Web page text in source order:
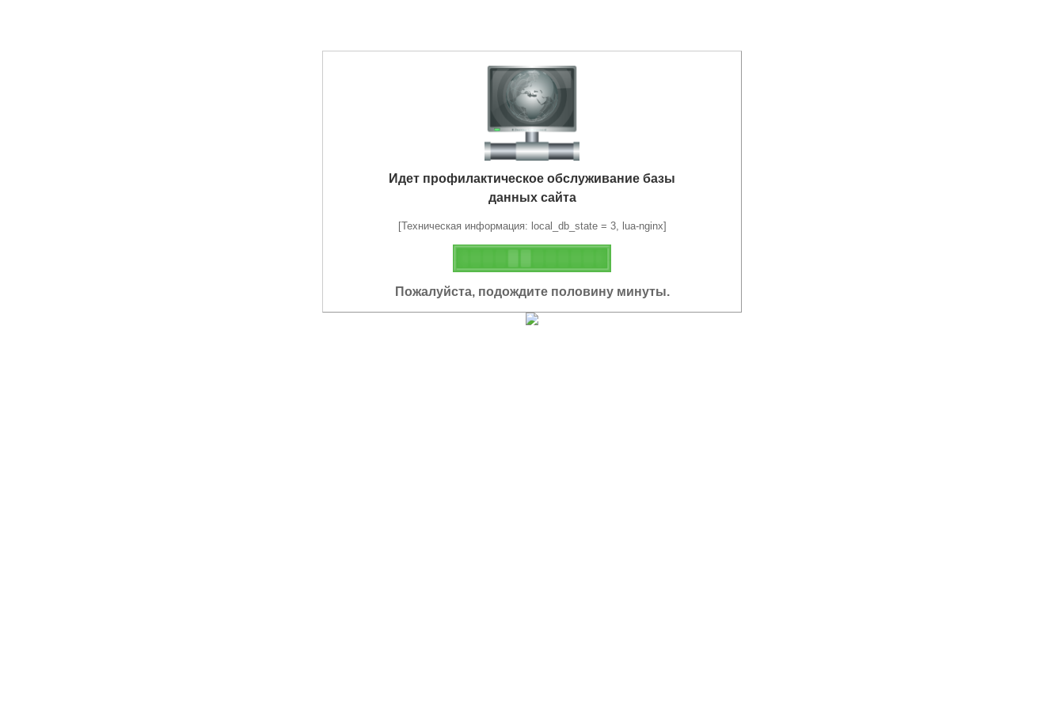
Идет профилактическое обслуживание базы
данных сайта
[Техническая информация: local_db_state = 3, lua-nginx]
Пожалуйста, подождите половину минуты.